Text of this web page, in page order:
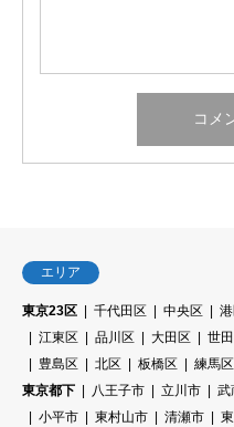
エリア
東京23区 千代田区 中央区
江東区
品川区 大田区 世
豊島区
北区 板橋区 練馬区
東京都下
八王子市 立川市 武
小平市
東村山市 清瀬市